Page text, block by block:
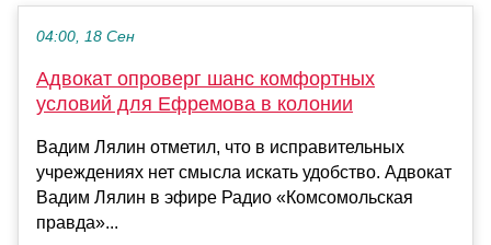
04:00, 18 Сен
Адвокат опроверг шанс комфортных
условий для Ефремова в колонии
Вадим Лялин отметил, что в исправительных
учреждениях нет смысла искать удобство. Адвокат
Вадим Лялин в эфире Радио «Комсомольская
правда»...